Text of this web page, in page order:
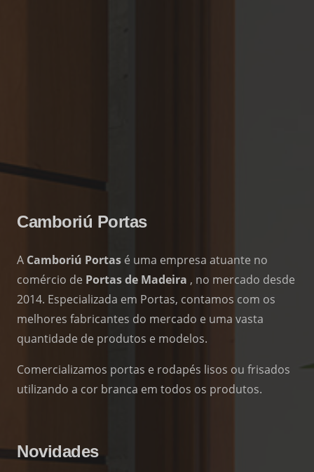
Camboriú Portas
A Camboriú Portas é uma empresa atuante no
comércio de Portas de Madeira , no mercado desde
2014. Especializada em Portas, contamos com os
melhores fabricantes do mercado e uma vasta
quantidade de produtos e modelos.
Comercializamos portas e rodapés lisos ou frisados
utilizando a cor branca em todos os produtos.
Novidades